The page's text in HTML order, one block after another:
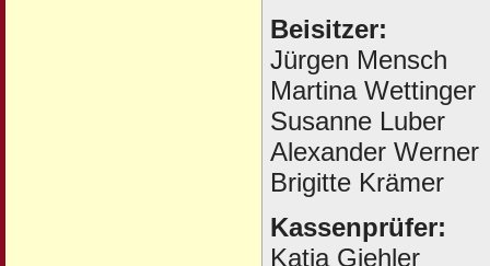
Beisitzer:
Jürgen Mensch
Martina Wettinger
Susanne Luber
Alexander Werner
Brigitte Krämer
Kassenprüfer:
Katja Giehler